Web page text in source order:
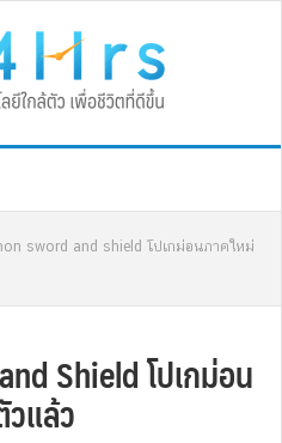
sword and shield โปเกม่อนภาคใหม่
Shield โปเกม่อน
แล้ว